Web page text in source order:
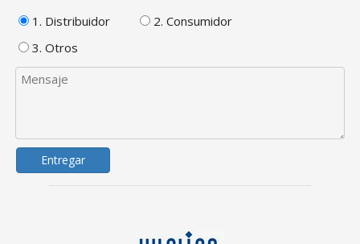
1. Distribuidor
2. Consumidor
3. Otros
Entregar